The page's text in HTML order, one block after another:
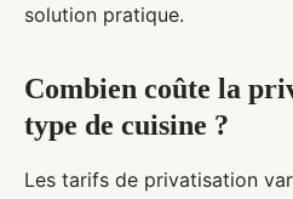
solution pratique.
Combien coûte la
type de cuisine ?
Les tarifs de privatisation